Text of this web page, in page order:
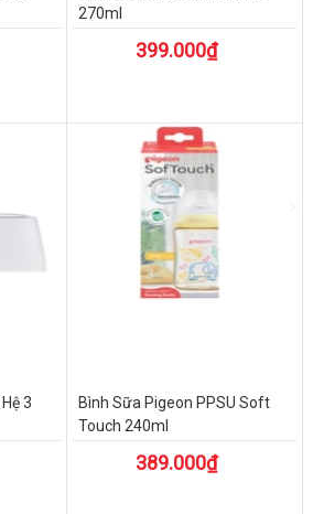
270ml
399.000₫
3
Bình Sữa Pigeon PPSU Soft
Touch 240ml
389.000₫